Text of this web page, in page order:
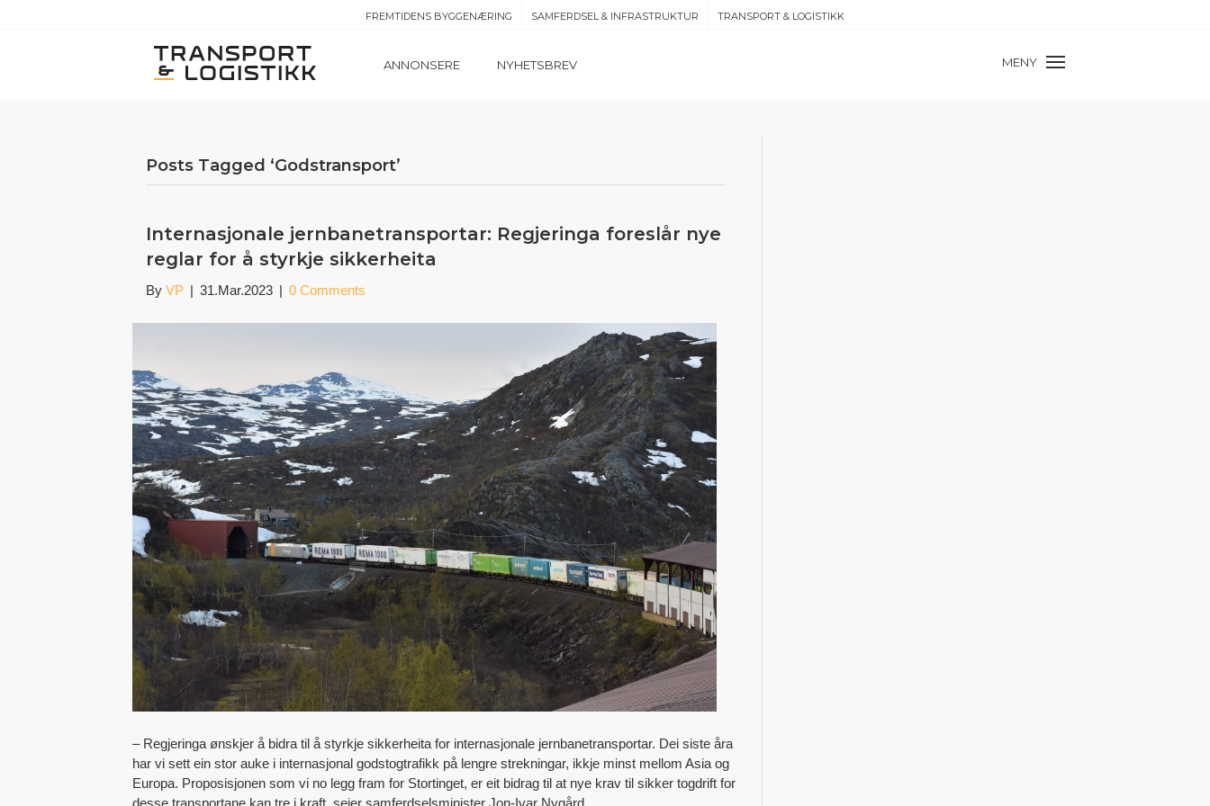
FREMTIDENS BYGGENÆRING SAMFERDSEL & INFRASTRUKTUR TRANSPORT & LOGISTIKK
ANNONSERE NYHETSBREV MENY
Posts Tagged ‘Godstransport’
Internasjonale jernbanetransportar: Regjeringa foreslår nye
reglar for å styrkje sikkerheita
By VP | 31.Mar.2023 | 0 Comments
– Regjeringa ønskjer å bidra til å styrkje sikkerheita for internasjonale jernbanetransportar. Dei siste åra
har vi sett ein stor auke i internasjonal godstogtrafikk på lengre strekningar, ikkje minst mellom Asia og
Europa. Proposisjonen som vi no legg fram for Stortinget, er eit bidrag til at nye krav til sikker togdrift for